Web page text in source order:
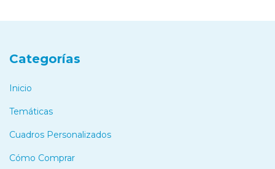
Categorías
Inicio
Temáticas
Cuadros Personalizados
Cómo Comprar